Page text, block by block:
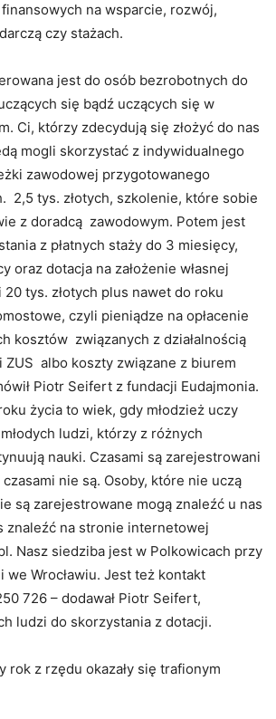
na wsparcie, rozwój,
czy stażach.
jest do osób bezrobotnych do
się bądź uczących się w
Ci, którzy zdecydują się złożyć do nas
mogli skorzystać z indywidualnego
zawodowej przygotowanego
2,5 tys. złotych, szkolenie, które sobie
z doradcą zawodowym. Potem jest
z płatnych staży do 3 miesięcy,
oraz dotacja na założenie własnej
tys. złotych plus nawet do roku
czyli pieniądze na opłacenie
kosztów związanych z działalnością
ZUS albo koszty związane z biurem
Piotr Seifert z fundacji Eudajmonia.
życia to wiek, gdy młodzież uczy
ludzi, którzy z różnych
nauki. Czasami są zarejestrowani
nie są. Osoby, które nie uczą
są zarejestrowane mogą znaleźć u nas
znaleźć na stronie internetowej
Nasz siedziba jest w Polkowicach przy
we Wrocławiu. Jest też kontakt
726 – dodawał Piotr Seifert,
ludzi do skorzystania z dotacji.
rok z rzędu okazały się trafionym